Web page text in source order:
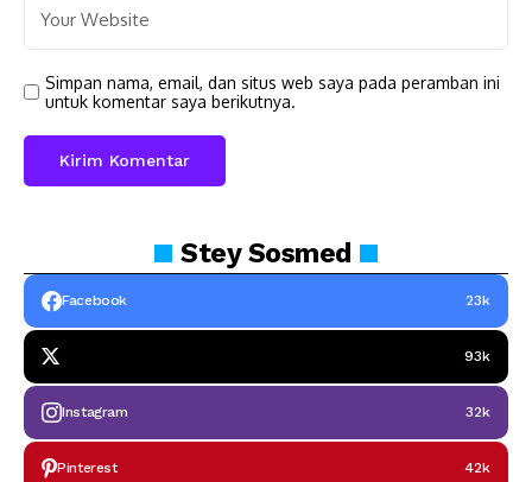
Simpan nama, email, dan situs web saya pada peramban ini
untuk komentar saya berikutnya.
SteySosmed
Facebook 23k
93k
Instagram 32k
Pinterest 42k